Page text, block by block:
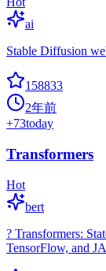
ai
Stable Diffusion
158833
2年前
+73today
Transformers
Hot
bert
? Transformers:
TensorFlow, and